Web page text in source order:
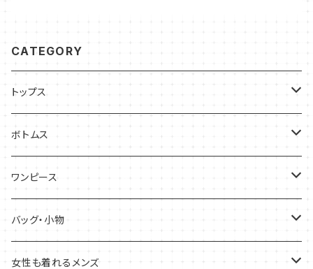
CATEGORY
トップス
半袖・ノースリーブ
五分袖・七分袖
長袖
カーディガン
ボトムス
スカート
ひざ丈
ロング丈
パンツ
ワンピース
半袖・ノースリーブ
五分袖・七分袖
バッグ・小物
バッグ
女性も着れるメンズ